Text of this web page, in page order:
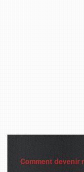
Comment devenir